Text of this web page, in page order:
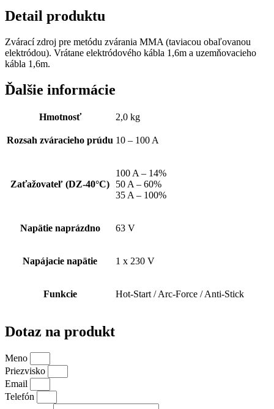
Detail produktu
Zvárací zdroj pre metódu zvárania MMA (taviacou obaľovanou
elektródou). Vrátane elektródového kábla 1,6m a uzemňovacieho
kábla 1,6m.
Ďalšie informácie
Hmotnosť 2,0 kg
Rozsah zváracieho prúdu 10 – 100 A
Zaťažovateľ (DZ-40°C)
100 A – 14%
50 A – 60%
35 A – 100%
Napätie naprázdno 63 V
Napájacie napätie 1 x 230 V
Funkcie Hot-Start / Arc-Force / Anti-Stick
Dotaz na produkt
Meno
Priezvisko
Email
Telefón